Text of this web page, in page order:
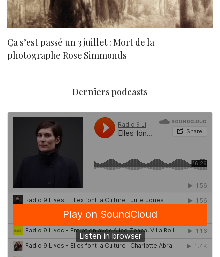
Ça s’est passé un 3 juillet : Mort de la
photographe Rose Simmonds
Derniers podcasts